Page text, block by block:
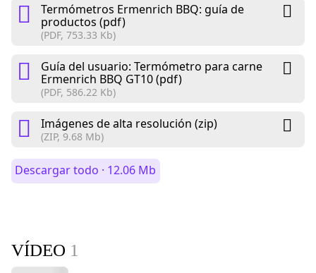
Termómetros Ermenrich BBQ: guía de
productos (pdf)
(PDF, 753.33 Kb)
Guía del usuario: Termómetro para carne
Ermenrich BBQ GT10 (pdf)
(PDF, 586.22 Kb)
Imágenes de alta resolución (zip)
(ZIP, 9.68 Mb)
Descargar todo · 12.06 Mb
VÍDEO 1